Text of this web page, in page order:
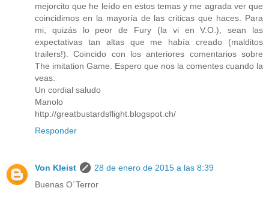
mejorcito que he leído en estos temas y me agrada ver que
coincidimos en la mayoría de las criticas que haces. Para
mi, quizás lo peor de Fury (la vi en V.O.), sean las
expectativas tan altas que me había creado (malditos
trailers!). Coincido con los anteriores comentarios sobre
The imitation Game. Espero que nos la comentes cuando la
veas.
Un cordial saludo
Manolo
http://greatbustardsflight.blogspot.ch/
Responder
Von Kleist
28 de enero de 2015 a las 8:39
Buenas O´Terror